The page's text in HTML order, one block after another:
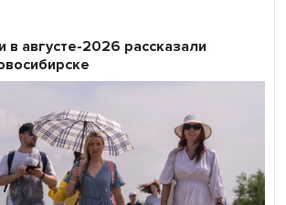
в августе-2026 рассказали